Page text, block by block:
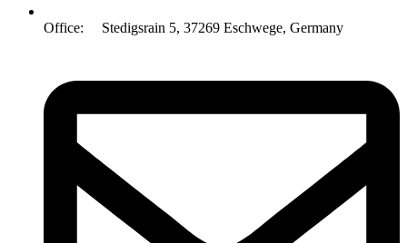
Office: Stedigsrain 5, 37269 Eschwege, Germany